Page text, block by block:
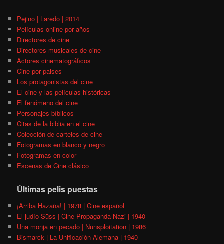
Pejino | Laredo | 2014
Películas online por años
Directores de cine
Directores musicales de cine
Actores cinematográficos
Cine por paises
Los protagonistas del cine
El cine y las películas históricas
El fenómeno del cine
Personajes bíblicos
Citas de la biblia en el cine
Colección de carteles de cine
Fotogramas en blanco y negro
Fotogramas en color
Escenas de Cine clásico
Últimas pelis puestas
¡Arriba Hazaña! | 1978 | Cine español
El judío Süss | Cine Propaganda Nazi | 1940
Una monja en pecado | Nunsploitation | 1986
Bismarck | La Unificación Alemana | 1940